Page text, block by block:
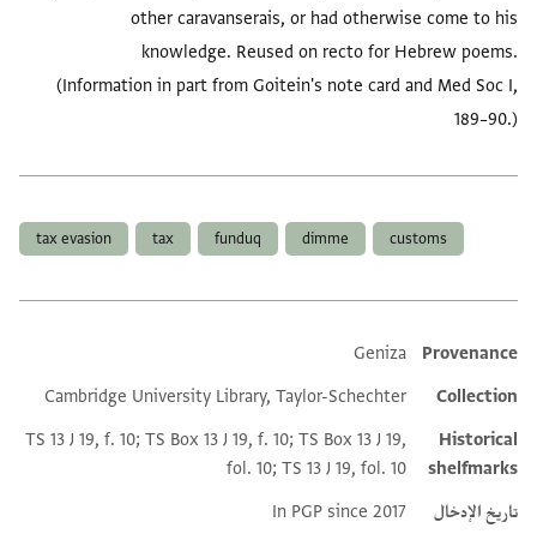
other caravanserais, or had otherwise come to his
knowledge. Reused on recto for Hebrew poems.
(Information in part from Goitein's note card and Med Soc I,
189–90.)
customs
dimme
funduq
tax
tax evasion
Additional metadata
Provenance
Geniza
Collection
Cambridge University Library, Taylor-Schechter
Historical
shelfmarks
TS 13 J 19, f. 10; TS Box 13 J 19, f. 10; TS Box 13 J 19,
fol. 10; TS 13 J 19, fol. 10
تاريخ الإدخال
In PGP since 2017